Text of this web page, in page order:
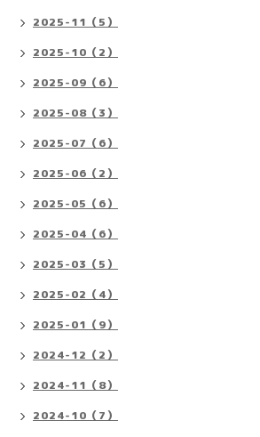
2025-11（5）
2025-10（2）
2025-09（6）
2025-08（3）
2025-07（6）
2025-06（2）
2025-05（6）
2025-04（6）
2025-03（5）
2025-02（4）
2025-01（9）
2024-12（2）
2024-11（8）
2024-10（7）